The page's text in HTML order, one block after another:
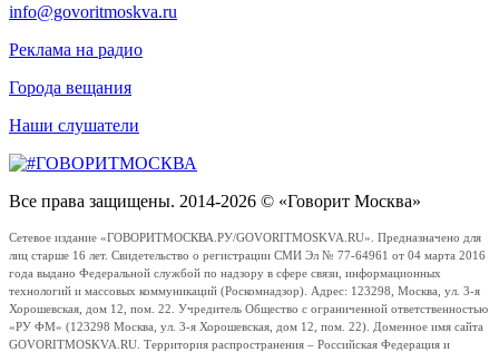
info@govoritmoskva.ru
Реклама на радио
Города вещания
Наши слушатели
Все права защищены. 2014-2026 © «Говорит Москва»
Сетевое издание «ГОВОРИТМОСКВА.РУ/GOVORITMOSKVA.RU». Предназначено для
лиц старше 16 лет. Свидетельство о регистрации СМИ Эл № 77-64961 от 04 марта 2016
года выдано Федеральной службой по надзору в сфере связи, информационных
технологий и массовых коммуникаций (Роскомнадзор). Адрес: 123298, Москва, ул. 3-я
Хорошевская, дом 12, пом. 22. Учредитель Общество с ограниченной ответственностью
«РУ ФМ» (123298 Москва, ул. 3-я Хорошевская, дом 12, пом. 22). Доменное имя сайта
GOVORITMOSKVA.RU. Территория распространения – Российская Федерация и